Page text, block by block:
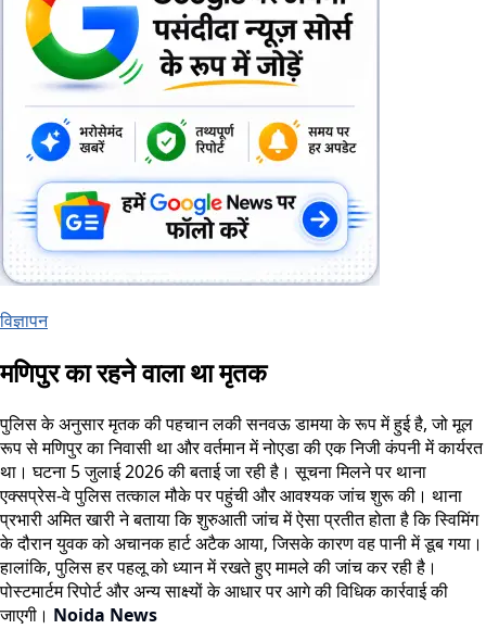
विज्ञापन
मणिपुर का रहने वाला था मृतक
पुलिस के अनुसार मृतक की पहचान लकी सनवऊ डामया के रूप में हुई है, जो मूल
रूप से मणिपुर का निवासी था और वर्तमान में नोएडा की एक निजी कंपनी में कार्यरत
था। घटना 5 जुलाई 2026 की बताई जा रही है। सूचना मिलने पर थाना
एक्सप्रेस-वे पुलिस तत्काल मौके पर पहुंची और आवश्यक जांच शुरू की। थाना
प्रभारी अमित खारी ने बताया कि शुरुआती जांच में ऐसा प्रतीत होता है कि स्विमिंग
के दौरान युवक को अचानक हार्ट अटैक आया, जिसके कारण वह पानी में डूब गया।
हालांकि, पुलिस हर पहलू को ध्यान में रखते हुए मामले की जांच कर रही है।
पोस्टमार्टम रिपोर्ट और अन्य साक्ष्यों के आधार पर आगे की विधिक कार्रवाई की
जाएगी। Noida News